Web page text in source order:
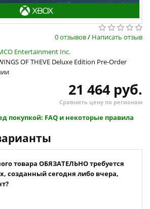
0 отзывов/ Написать отзыв
Entertainment Inc.
OF THEVE Deluxe Edition Pre-Order
21 464 руб.
Сравнить цену по регионам
покупкой: FAQ и некоторые правила
товара ОБЯЗАТЕЛЬНО требуется
созданный сегодня либо вчера,